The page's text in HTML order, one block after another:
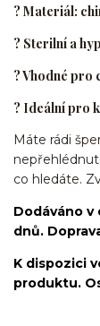
? Materiál:
? Sterilní a
? Vhodné pro
? Ideální pro
Máte rádi
co hledáte.
Dodáváno v
dnů.
K dispozici
produktu.